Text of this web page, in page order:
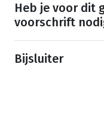
Heb je voor dit
voorschrift
Bijsluiter